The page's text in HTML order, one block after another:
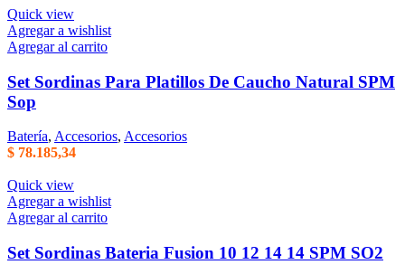
Quick view
Agregar a wishlist
Agregar al carrito
Set Sordinas Para Platillos De Caucho Natural SPM
Sop
Batería, Accesorios, Accesorios
$ 78.185,34
Quick view
Agregar a wishlist
Agregar al carrito
Set Sordinas Bateria Fusion 10 12 14 14 SPM SO2